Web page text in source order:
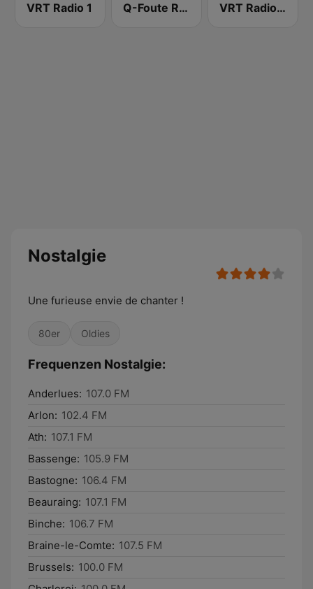
VRT Radio 1 Q-Foute Radio VRT Radio 2 Antwerpen
Nostalgie
Une furieuse envie de chanter !
80er Oldies
Frequenzen Nostalgie:
Anderlues: 107.0 FM
Arlon: 102.4 FM
Ath: 107.1 FM
Bassenge: 105.9 FM
Bastogne: 106.4 FM
Beauraing: 107.1 FM
Binche: 106.7 FM
Braine-le-Comte: 107.5 FM
Brussels: 100.0 FM